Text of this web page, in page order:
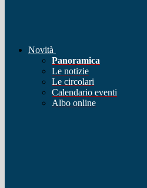
Novità
Panoramica
Le notizie
Le circolari
Calendario eventi
Albo online